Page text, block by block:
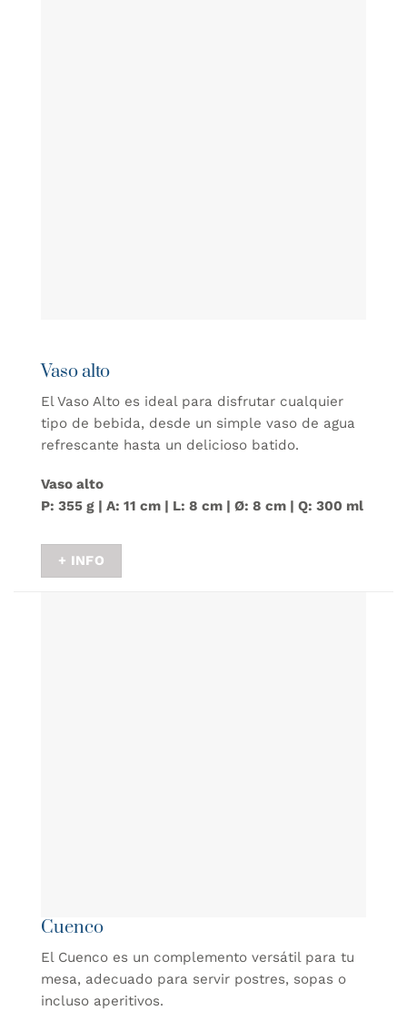
Vaso alto
El Vaso Alto es ideal para disfrutar cualquier
tipo de bebida, desde un simple vaso de agua
refrescante hasta un delicioso batido.
Vaso alto
P: 355 g | A: 11 cm | L: 8 cm | Ø: 8 cm | Q: 300 ml
+ INFO
Cuenco
El Cuenco es un complemento versátil para tu
mesa, adecuado para servir postres, sopas o
incluso aperitivos.